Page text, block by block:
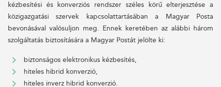
kézbesítési és konverziós rendszer széles körű elterjesztése a
közigazgatási szervek kapcsolattartásában a Magyar Posta
bevonásával valósuljon meg. Ennek keretében az alábbi három
szolgáltatás biztosítására a Magyar Postát jelölte ki:
biztonságos elektronikus kézbesítés,
hiteles hibrid konverzió,
hiteles inverz hibrid konverzió.